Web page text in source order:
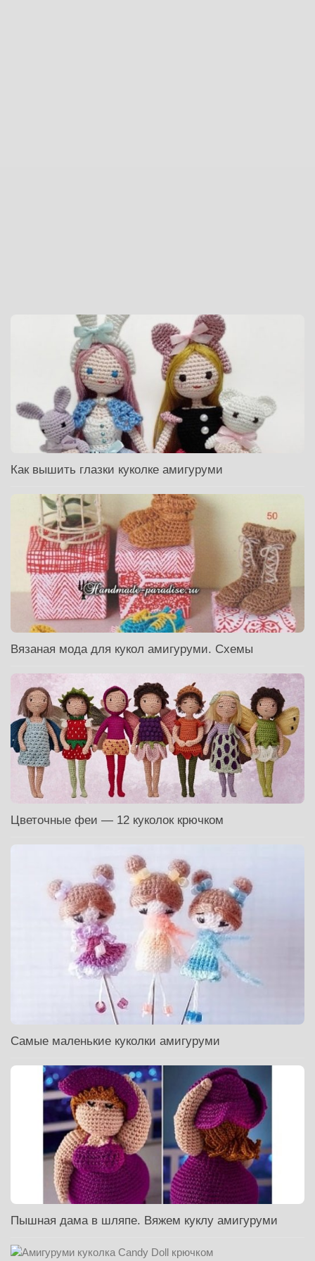
Как вышить глазки куколке амигуруми
Вязаная мода для кукол амигуруми. Схемы
Цветочные феи — 12 куколок крючком
Самые маленькие куколки амигуруми
Пышная дама в шляпе. Вяжем куклу амигуруми